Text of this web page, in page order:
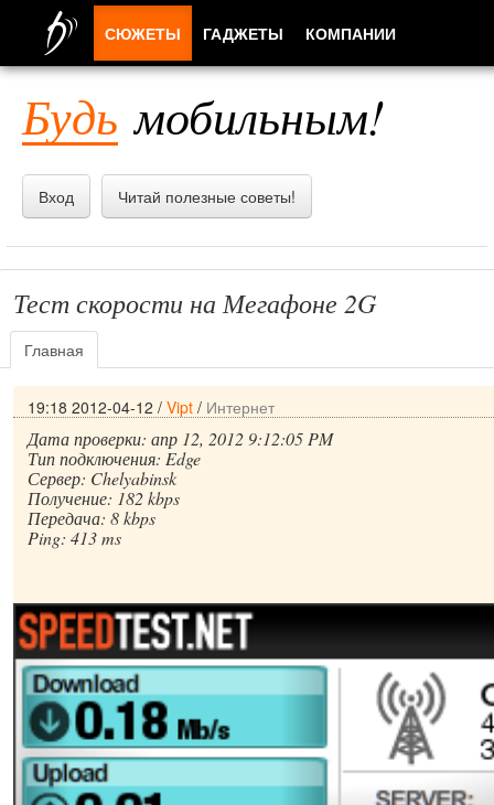
Будь мобильным!
Вход Читай полезные советы!
Тест скорости на Мегафоне 2G
Главная
19:18 2012-04-12 / Vipt / Интернет
Дата проверки: апр 12, 2012 9:12:05 PM
Тип подключения: Edge
Сервер: Chelyabinsk
Получение: 182 kbps
Передача: 8 kbps
Ping: 413 ms
СЮЖЕТЫ ГАДЖЕТЫ КОМПАНИИ
ПРИЛОЖЕНИЯ